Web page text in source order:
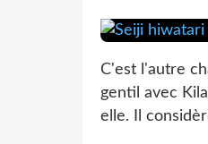
C'est l'autre
gentil avec
elle. Il